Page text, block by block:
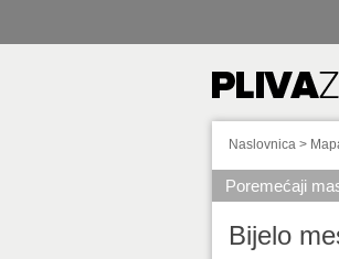
Naslovnica >
Poremećaji
Bijelo